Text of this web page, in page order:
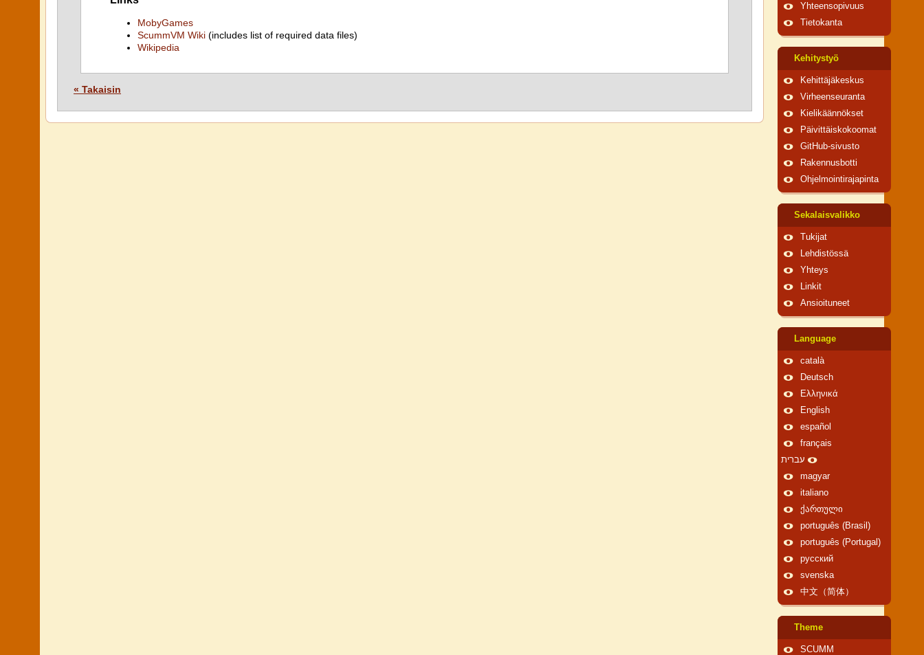
MobyGames
ScummVM Wiki (includes list of required data files)
Wikipedia
« Takaisin
Yhteensopivuus
Tietokanta
Kehitystyö
Kehittäjäkeskus
Virheenseuranta
Kielikäännökset
Päivittäiskokoomat
GitHub-sivusto
Rakennusbotti
Ohjelmointirajapinta
Sekalaisvalikko
Tukijat
Lehdistössä
Yhteys
Linkit
Ansioituneet
Language
català
Deutsch
Ελληνικά
English
español
français
עברית
magyar
italiano
ქართული
português (Brasil)
português (Portugal)
русский
svenska
中文（简体）
Theme
SCUMM